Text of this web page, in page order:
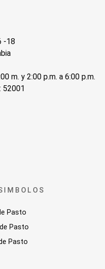
-18
m. y 2:00 p.m. a 6:00 p.m.
52001
Pasto
Pasto
Pasto